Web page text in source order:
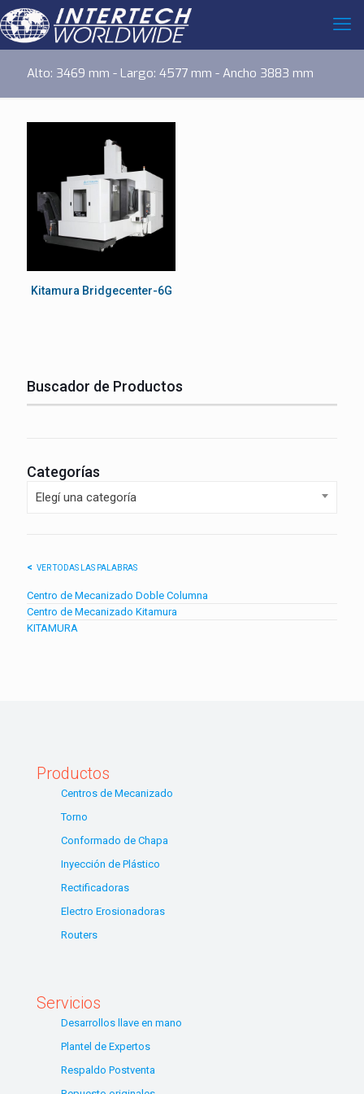
Alto: 3469 mm - Largo: 4577 mm - Ancho 3883 mm
Kitamura Bridgecenter-6G
Buscador de Productos
Categorías
Elegí una categoría
VER TODAS LAS PALABRAS
Centro de Mecanizado Doble Columna
Centro de Mecanizado Kitamura
KITAMURA
Productos
Centros de Mecanizado
Torno
Conformado de Chapa
Inyección de Plástico
Rectificadoras
Electro Erosionadoras
Routers
Servicios
Desarrollos llave en mano
Plantel de Expertos
Respaldo Postventa